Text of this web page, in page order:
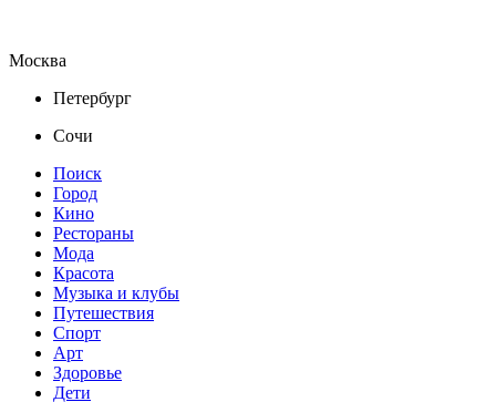
Москва
Петербург
Сочи
Поиск
Город
Кино
Рестораны
Мода
Красота
Музыка и клубы
Путешествия
Спорт
Арт
Здоровье
Дети